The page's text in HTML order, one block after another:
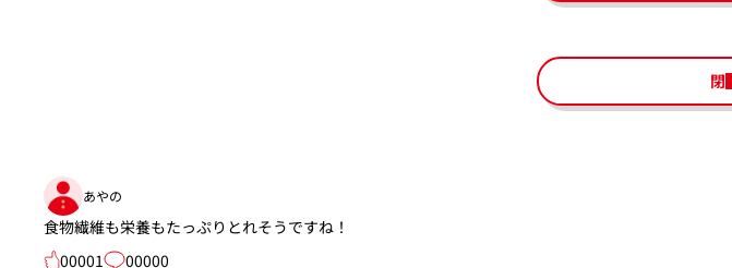
閉
あやの
食物繊維も栄養もたっぷりとれそうですね！
00001
00000